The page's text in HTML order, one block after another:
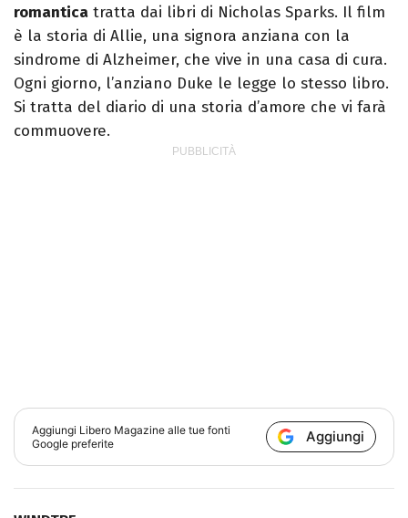
romantica tratta dai libri di Nicholas Sparks. Il film
è la storia di Allie, una signora anziana con la
sindrome di Alzheimer, che vive in una casa di cura.
Ogni giorno, l’anziano Duke le legge lo stesso libro.
Si tratta del diario di una storia d’amore che vi farà
commuovere.
Aggiungi Libero Magazine alle tue fonti
Google preferite
Aggiungi